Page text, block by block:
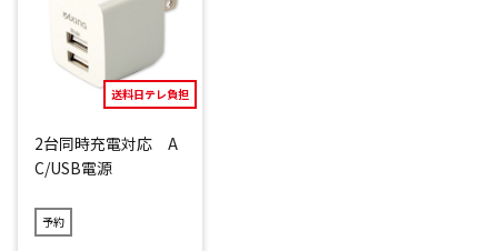
ト。
振動レベルは4段階あり、ボタン操作だけでレベル切り替え可
能。(*2)
さらに、骨盤まわりのバランスを保つ「骨盤底筋」も鍛えら
問題が気になる方にもオススメです。
送料日テレ負担
2台同時充電対応 A
C/USB電源
予約